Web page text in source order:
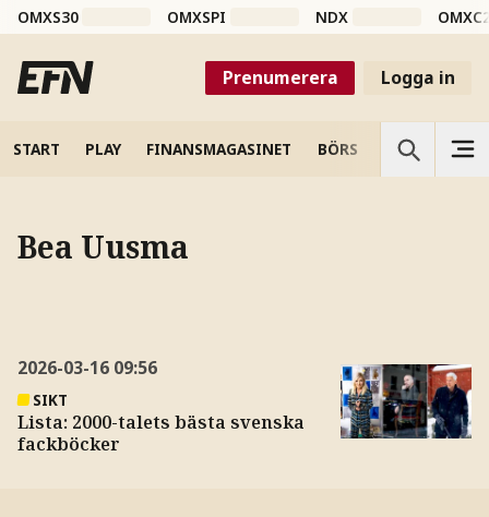
OMXS30 OMXSPI NDX
Prenumerera Logga in
START PLAY FINANSMAGASINET BÖRS VETENSKAP
Bea Uusma
2026-03-16 09:56
SIKT
Lista: 2000-talets bästa svenska
fackböcker